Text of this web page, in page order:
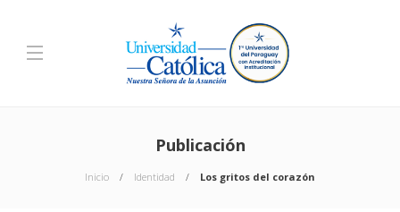
Publicación
Inicio Identidad Los gritos del corazón